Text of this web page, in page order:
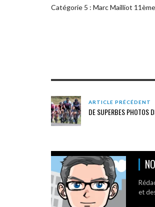
Catégorie 5 : Marc Mailliot
ARTICLE PRÉCÉDENT
DE SUPERBES PHOTOS
et